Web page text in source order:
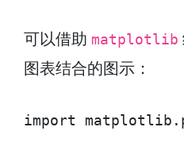
可以借助 matplotlib
图表结合的图示：
import